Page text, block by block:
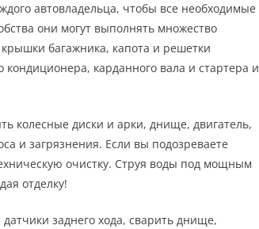
автовладельца, чтобы все необходимые
они могут выполнять множество
багажника, капота и решетки
карданного вала и стартера и
колесные диски и арки, днище, двигатель,
и загрязнения. Если вы подозреваете
очистку. Струя воды под мощным
отделку!
заднего хода, сварить днище,